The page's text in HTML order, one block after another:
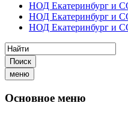
НОД Екатеринбург и
НОД Екатеринбург и
НОД Екатеринбург и
Поиск
меню
Основное меню